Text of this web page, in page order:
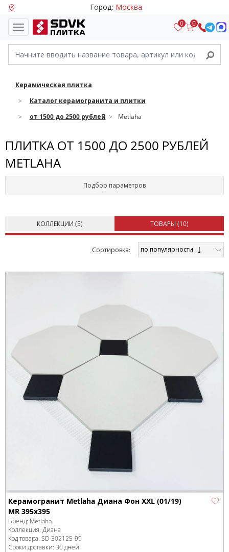
Город: Москва
0 0
Керамическая плитка
Каталог керамогранита и плитки
от 1500 до 2500 рублей
Metlaha
ПЛИТКА ОТ 1500 ДО 2500 РУБЛЕЙ
METLAHA
Подбор параметров
КОЛЛЕКЦИИ (5) ТОВАРЫ (10)
Cортировка: по популярности
Керамогранит Metlaha Диана Фон XXL (01/19)
MR 395х395
Бренд: Metlaha
Коллекция: Диана
Код товара: SD-302125-99
Сроки доставки: 30 дней